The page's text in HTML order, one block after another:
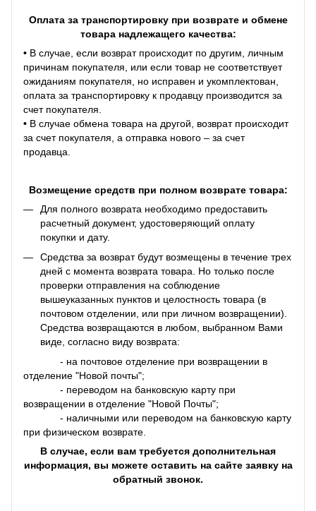
Оплата за транспортировку при возврате и обмене
товара надлежащего качества:
• В случае, если возврат происходит по другим, личным
причинам покупателя, или если товар не соответствует
ожиданиям покупателя, но исправен и укомплектован,
оплата за транспортировку к продавцу производится за
счет покупателя.
• В случае обмена товара на другой, возврат происходит
за счет покупателя, а отправка нового – за счет
продавца.
Возмещение средств при полном возврате товара:
Для полного возврата необходимо предоставить
расчетный документ, удостоверяющий оплату
покупки и дату.
Средства за возврат будут возмещены в течение трех
дней с момента возврата товара. Но только после
проверки отправления на соблюдение
вышеуказанных пунктов и целостность товара (в
почтовом отделении, или при личном возвращении).
Средства возвращаются в любом, выбранном Вами
виде, согласно виду возврата:
- на почтовое отделение при возвращении в
отделение "Новой почты";
- переводом на банковскую карту при
возвращении в отделение "Новой Почты";
- наличными или переводом на банковскую карту
при физическом возврате.
В случае, если вам требуется дополнительная
информация, вы можете оставить на сайте заявку на
обратный звонок.